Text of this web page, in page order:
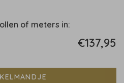
of meters in:
€137,95